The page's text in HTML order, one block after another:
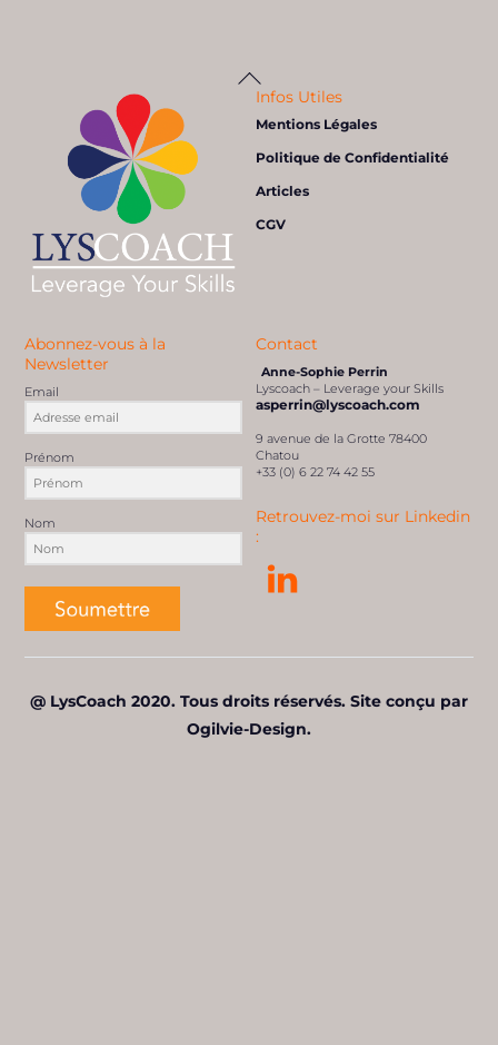
Top
Infos Utiles
Mentions Légales
Politique de Confidentialité
Articles
CGV
Abonnez-vous à la
Newsletter
Email
Prénom
Nom
Contact
Anne-Sophie Perrin
Lyscoach – Leverage your Skills
asperrin@lyscoach.com
9 avenue de la Grotte 78400
Chatou
+33 (0) 6 22 74 42 55
Retrouvez-moi sur Linkedin
:
@ LysCoach 2020. Tous droits réservés. Site conçu par
Ogilvie-Design.